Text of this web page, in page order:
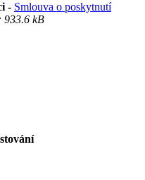
- Smlouva o poskytnutí
933.6 kB